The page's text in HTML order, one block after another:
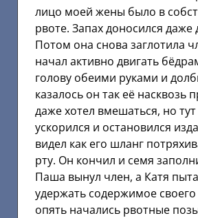
лицо моей жены было в
рвоте. Запах доносился даже
Потом она снова заглотила
начал активно двигать
голову обеими руками и
казалось он так её насквозь
даже хотел вмешаться, но
ускорился и остановился
видел как его шланг
рту. Он кончил и семя
Паша вынул член, а Катя
удержать содержимое
опять начались рвотные